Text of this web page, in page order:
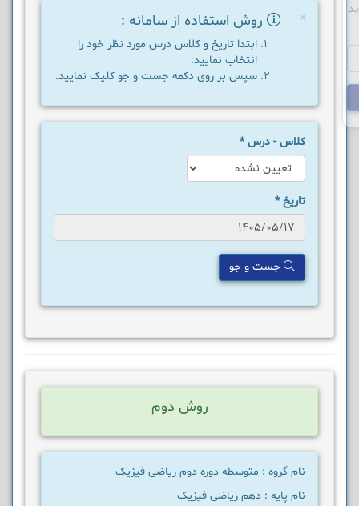
× روش استفاده از سامانه :
ابتدا تاریخ و کلاس درس مورد نظر خود را
انتخاب نمایید.
سپس بر روی دکمه جست و جو کلیک نمایید.
کلاس - درس*
تاریخ*
جست و جو
روش دوم
نام گروه : متوسطه دوره دوم ریاضی فیزیک
نام پایه : دهم ریاضی فیزیک